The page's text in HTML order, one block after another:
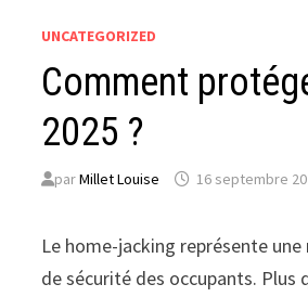
UNCATEGORIZED
Comment
2025 ?
parMillet Louise 16 septembre
Le home-jacking représente
de sécurité des occupants.